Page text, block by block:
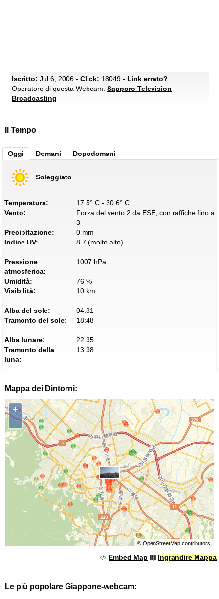
Iscritto: Jul 6, 2006 - Click: 18049 - Link errato?
Operatore di questa Webcam: Sapporo Television
Broadcasting
Il Tempo
Oggi Domani Dopodomani
Soleggiato
Temperatura:
17.5° C - 30.6° C
Vento:
Forza del vento 2 da ESE, con raffiche fino a
3
Precipitazione:
0 mm
Indice UV:
8.7 (molto alto)
Pressione
atmosferica:
1007 hPa
Umidità:
76 %
Visibilità:
10 km
Alba del sole:
04:31
Tramonto del sole:
18:48
Alba lunare:
22:35
Tramonto della
luna:
13:38
Mappa dei Dintorni:
+
−
© OpenStreetMapcontributors.
Embed Map Ingrandire Mappa
Le più popolare Giappone-webcam: